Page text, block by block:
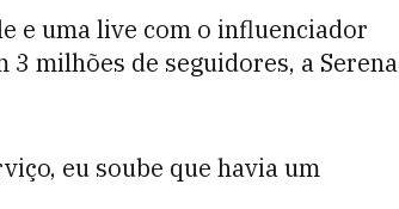
e uma live com o influenciador
milhões de seguidores, a Serena
eu soube que havia um